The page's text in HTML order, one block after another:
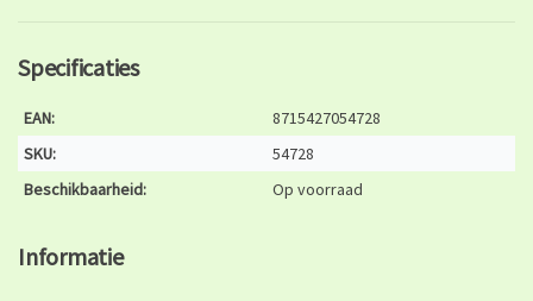
Specificaties
EAN:
8715427054728
SKU:
54728
Beschikbaarheid:
Op voorraad
Informatie